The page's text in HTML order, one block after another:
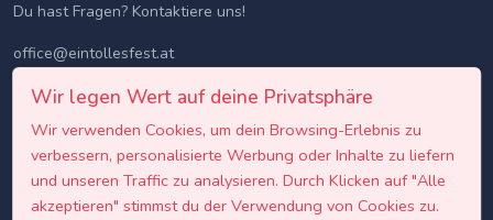
Du hast Fragen? Kontaktiere uns!
office@eintollesfest.at
Wir legen Wert auf deine Privatsphäre
Wir verwenden Cookies, um dein Browsing-Erlebnis zu
verbessern, personalisierte Werbung oder Inhalte zu liefern
und unseren Traffic zu analysieren. Durch Klicken auf "Alle
akzeptieren" stimmst du der Verwendung von Cookies zu.